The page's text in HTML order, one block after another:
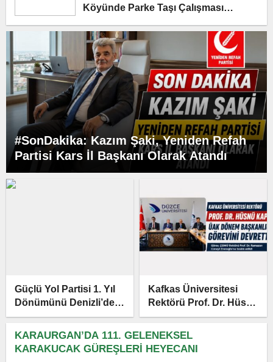
Köyünde Parke Taşı Çalışması
#SonDakika: Kazım Şaki, Yeniden Refah
Partisi Kars İl Başkanı Olarak Atandı
Güçlü Yol Partisi 1. Yıl
Dönümünü Denizli’de
Kutlayacak
Kafkas Üniversitesi
Rektörü Prof. Dr. Hüsnü
Kapu, ÜAK Dönem
Başkanlığı Görevini
Devretti
KARAURGAN’DA 111. GELENEKSEL
KARAKUCAK GÜREŞLERİ HEYECANI